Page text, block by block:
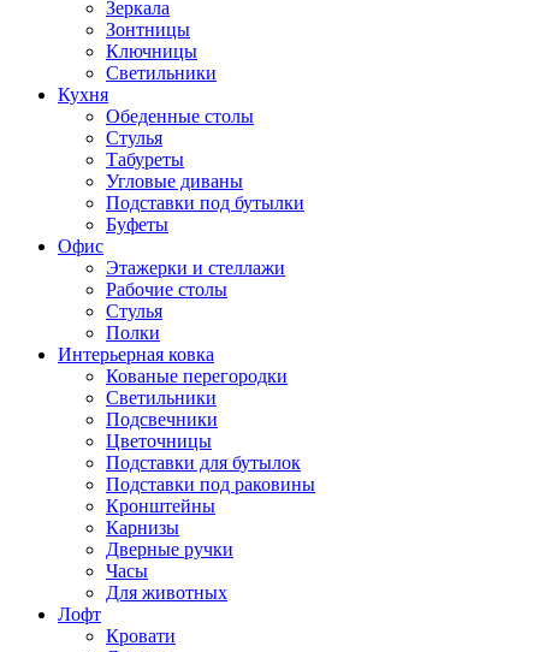
Зеркала
Зонтницы
Ключницы
Светильники
Кухня
Обеденные столы
Стулья
Табуреты
Угловые диваны
Подставки под бутылки
Буфеты
Офис
Этажерки и стеллажи
Рабочие столы
Стулья
Полки
Интерьерная ковка
Кованые перегородки
Светильники
Подсвечники
Цветочницы
Подставки для бутылок
Подставки под раковины
Кронштейны
Карнизы
Дверные ручки
Часы
Для животных
Лофт
Кровати